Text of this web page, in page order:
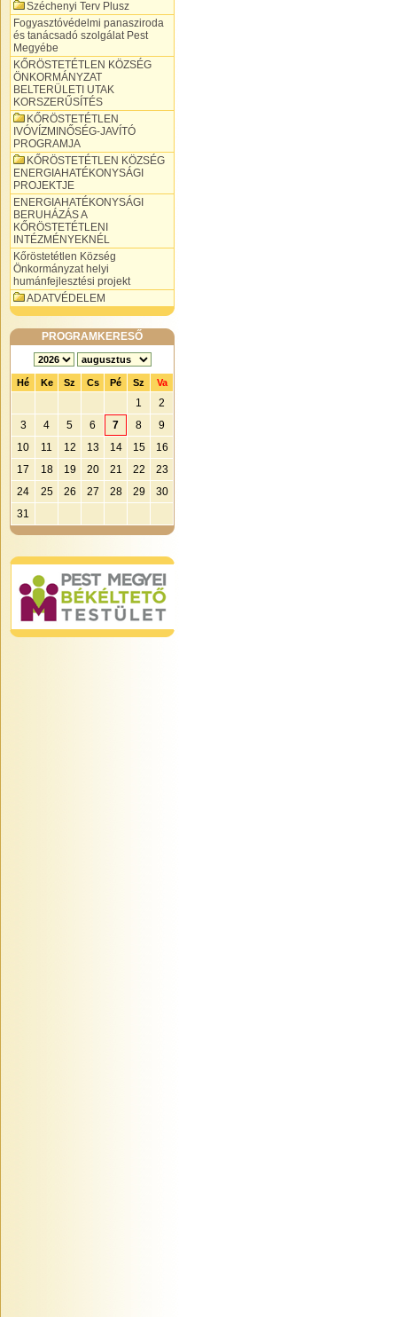
Széchenyi Terv Plusz
Fogyasztóvédelmi panasziroda
és tanácsadó szolgálat Pest
Megyébe
KŐRÖSTETÉTLEN KÖZSÉG
ÖNKORMÁNYZAT
BELTERÜLETI UTAK
KORSZERŰSÍTÉS
KŐRÖSTETÉTLEN
IVÓVÍZMINŐSÉG-JAVÍTÓ
PROGRAMJA
KŐRÖSTETÉTLEN KÖZSÉG
ENERGIAHATÉKONYSÁGI
PROJEKTJE
ENERGIAHATÉKONYSÁGI
BERUHÁZÁS A
KŐRÖSTETÉTLENI
INTÉZMÉNYEKNÉL
Kőröstetétlen Község
Önkormányzat helyi
humánfejlesztési projekt
ADATVÉDELEM
PROGRAMKERESŐ
Hé Ke Sz Cs Pé Sz Va
1
2
3
4 5 6 7 8
9
10
11 12 13 14 15
16
17
18 19 20 21 22
23
24
25 26 27 28 29
30
31